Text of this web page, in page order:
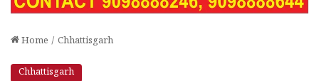
Home / Chhattisgarh
Chhattisgarh